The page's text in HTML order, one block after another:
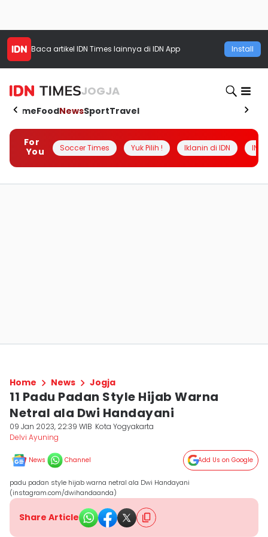
Baca artikel IDN Times lainnya di IDN App Install
JOGJA
HomeFoodNewsSportTravel
For
You
Soccer Times Yuk Pilih ! Iklanin di IDN
Home News Jogja
11 Padu Padan Style Hijab Warna
Netral ala Dwi Handayani
09 Jan 2023, 22:39 WIB Kota Yogyakarta
Delvi Ayuning
News Channel Add Us on Google
padu padan style hijab warna netral ala Dwi Handayani
(instagram.com/dwihandaanda)
Share Article